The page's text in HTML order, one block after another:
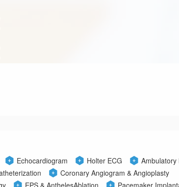
Echocardiogram Holter ECG
Ambulatory
Coronary Angiogram & Angioplasty